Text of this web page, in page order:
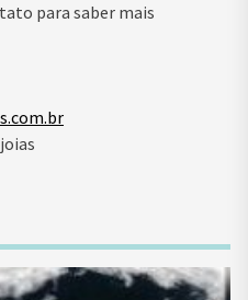
para saber mais
br